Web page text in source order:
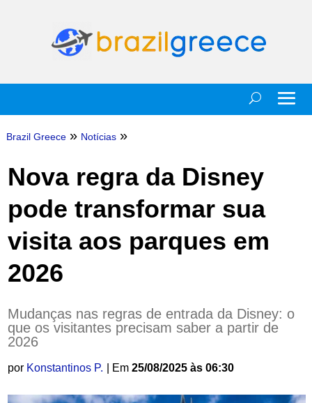
Brazil Greece » Notícias »
Nova regra da Disney
pode transformar sua
visita aos parques em
2026
Mudanças nas regras de entrada da Disney: o
que os visitantes precisam saber a partir de
2026
por Konstantinos P. | Em 25/08/2025 às 06:30